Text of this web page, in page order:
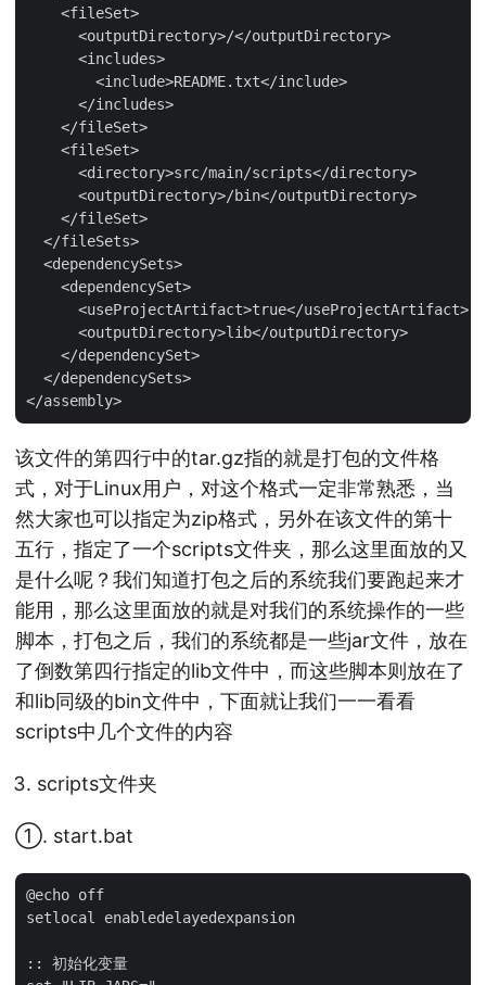
    <fileSet>
      <outputDirectory>/</outputDirectory>
      <includes>
        <include>README.txt</include>
      </includes>
    </fileSet>
    <fileSet>
      <directory>src/main/scripts</directory>
      <outputDirectory>/bin</outputDirectory>
    </fileSet>
  </fileSets>
  <dependencySets>
    <dependencySet>
      <useProjectArtifact>true</useProjectArtifact>
      <outputDirectory>lib</outputDirectory>
    </dependencySet>
  </dependencySets>
该文件的第四行中的tar.gz指的就是打包的文件格
式，对于Linux用户，对这个格式一定非常熟悉，当
然大家也可以指定为zip格式，另外在该文件的第十
五行，指定了一个scripts文件夹，那么这里面放的又
是什么呢？我们知道打包之后的系统我们要跑起来才
能用，那么这里面放的就是对我们的系统操作的一些
脚本，打包之后，我们的系统都是一些jar文件，放在
了倒数第四行指定的lib文件中，而这些脚本则放在了
和lib同级的bin文件中，下面就让我们一一看看
scripts中几个文件的内容
scripts文件夹
①. start.bat
@echo off
setlocal enabledelayedexpansion
:: 初始化变量